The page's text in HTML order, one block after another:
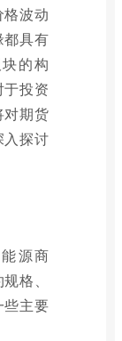
波动
都具有
的构
投资
对期货
入探讨
源商
格、
些主要